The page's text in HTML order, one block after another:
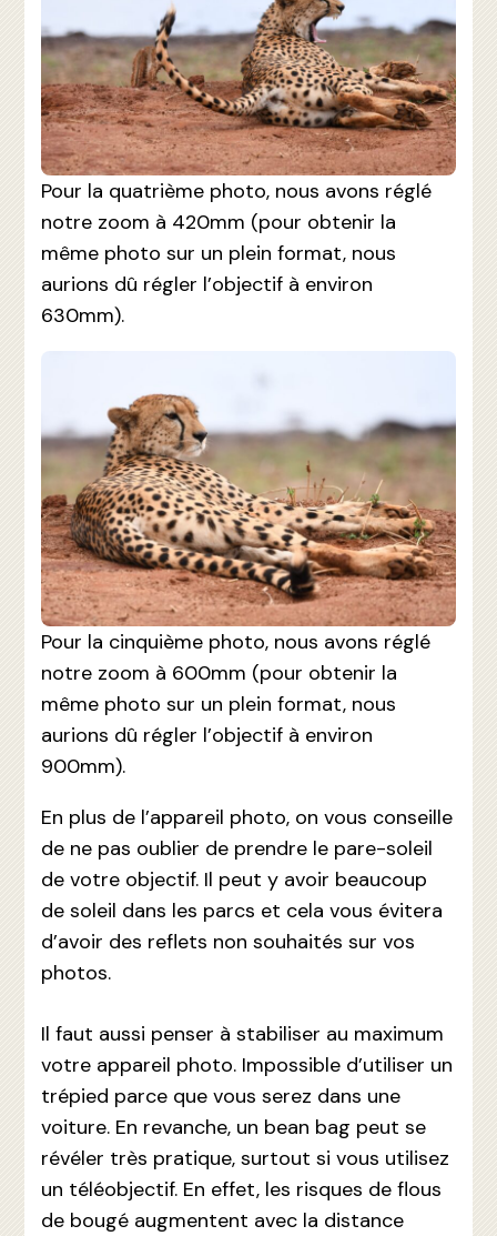
Pour la quatrième photo, nous avons réglé
notre zoom à 420mm (pour obtenir la
même photo sur un plein format, nous
aurions dû régler l’objectif à environ
630mm).
Pour la cinquième photo, nous avons réglé
notre zoom à 600mm (pour obtenir la
même photo sur un plein format, nous
aurions dû régler l’objectif à environ
900mm).
En plus de l’appareil photo, on vous conseille
de ne pas oublier de prendre le pare-soleil
de votre objectif. Il peut y avoir beaucoup
de soleil dans les parcs et cela vous évitera
d’avoir des reflets non souhaités sur vos
photos.
Il faut aussi penser à stabiliser au maximum
votre appareil photo. Impossible d’utiliser un
trépied parce que vous serez dans une
voiture. En revanche, un bean bag peut se
révéler très pratique, surtout si vous utilisez
un téléobjectif. En effet, les risques de flous
de bougé augmentent avec la distance